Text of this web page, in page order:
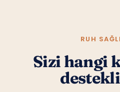
RUH
Sizi hangi